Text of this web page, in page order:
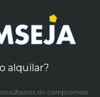
alquilar?
sin compromiso